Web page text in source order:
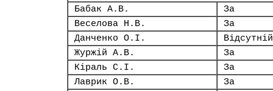
Бабак А.В.
За
Веселова Н.В.
За
Данченко О.І.
Відсутній
Журжій А.В.
За
Кіраль С.І.
За
Лаврик О.В.
За